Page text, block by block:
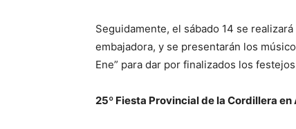
Seguidamente, el sábado 14 se
embajadora, y se presentarán los
Ene” para dar por finalizados los
25º Fiesta Provincial de la Cordillera